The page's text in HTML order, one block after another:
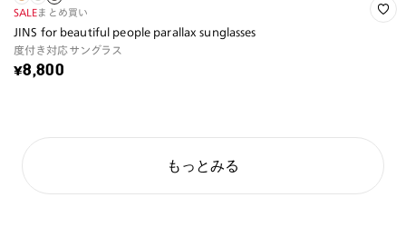
SALEまとめ買い
JINS for beautiful people parallax sunglasses
度付き対応サングラス
¥8,800
もっとみる